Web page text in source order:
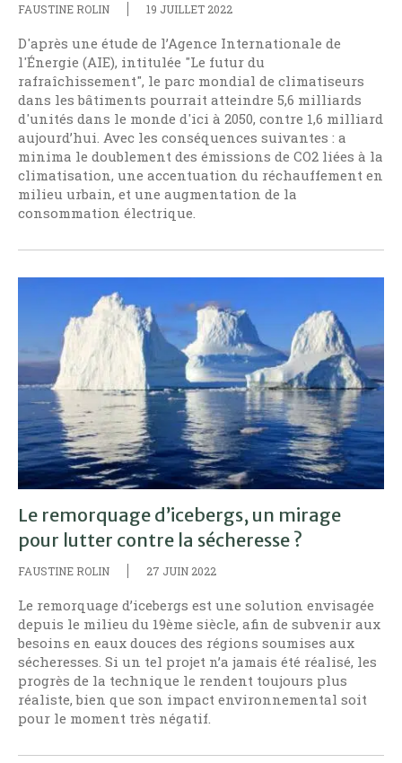
FAUSTINE ROLIN 19 JUILLET 2022
D'après une étude de l’Agence Internationale de
l'Énergie (AIE), intitulée "Le futur du
rafraîchissement", le parc mondial de climatiseurs
dans les bâtiments pourrait atteindre 5,6 milliards
d'unités dans le monde d'ici à 2050, contre 1,6 milliard
aujourd’hui. Avec les conséquences suivantes : a
minima le doublement des émissions de CO2 liées à la
climatisation, une accentuation du réchauffement en
milieu urbain, et une augmentation de la
consommation électrique.
Le remorquage d’icebergs, un mirage
pour lutter contre la sécheresse ?
FAUSTINE ROLIN 27 JUIN 2022
Le remorquage d’icebergs est une solution envisagée
depuis le milieu du 19ème siècle, afin de subvenir aux
besoins en eaux douces des régions soumises aux
sécheresses. Si un tel projet n’a jamais été réalisé, les
progrès de la technique le rendent toujours plus
réaliste, bien que son impact environnemental soit
pour le moment très négatif.